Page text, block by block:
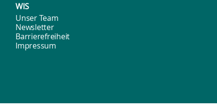
WIS
Unser Team
Newsletter
Barrierefreiheit
Impressum